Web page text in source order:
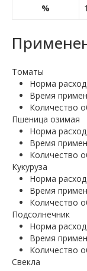
%
Томаты
Норма
Время
Количество
Пшеница озимая
Норма
Время
Количество
Кукуруза
Норма
Время
Количество
Подсолнечник
Норма
Время
Количество
Свекла